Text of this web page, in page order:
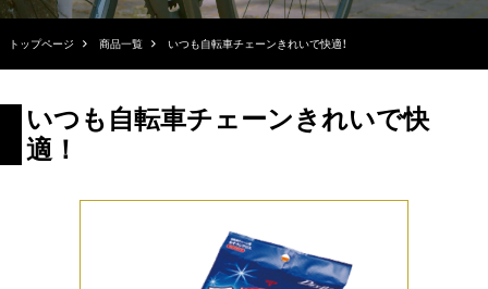
トップページ 商品一覧 いつも自転車チェーンきれいで快適！
いつも自転車チェーンきれいで快
適！